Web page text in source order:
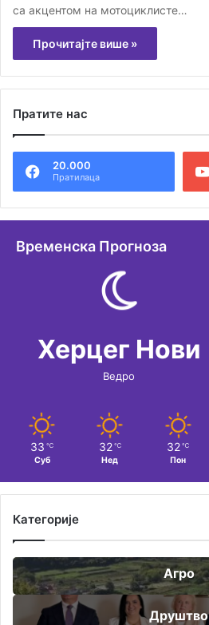
са акцентом на мотоциклисте…
Прочитајте више »
Пратите нас
20.000
Пратилаца
Временска Прогноза
Херцег Нови
Ведро
33 ℃
Суб
32 ℃
Нед
32 ℃
Пон
Категорије
Агро
Друштво